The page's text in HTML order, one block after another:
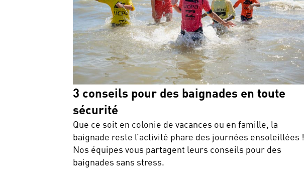
3 conseils pour des baignades en toute
sécurité
Que ce soit en colonie de vacances ou en famille, la
baignade reste l’activité phare des journées ensoleillées !
Nos équipes vous partagent leurs conseils pour des
baignades sans stress.